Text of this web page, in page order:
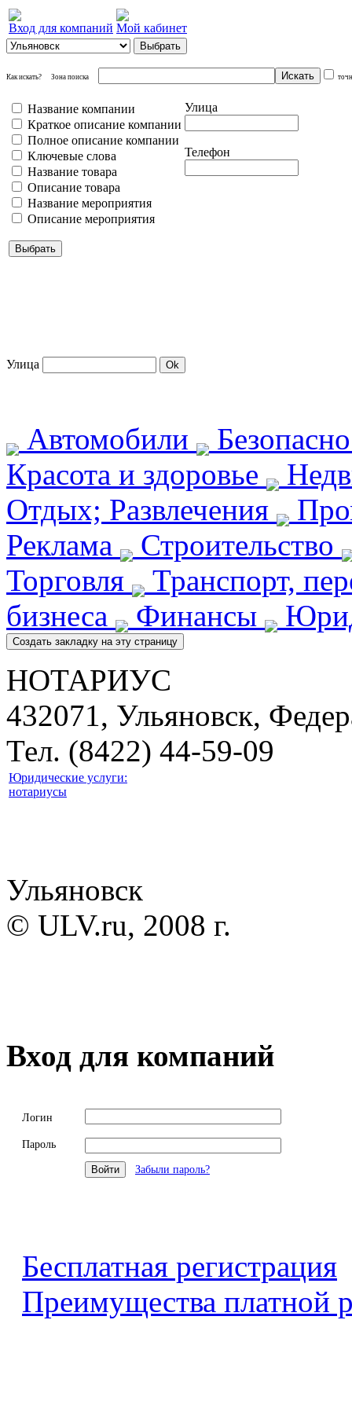
Вход для компаний Мой кабинет
Как искать? Зона поиска
Название компании
Краткое описание компании
Полное описание компании
Ключевые слова
Название товара
Описание товара
Название мероприятия
Описание мероприятия
Улица
Телефон
Улица
Автомобили
Красота и здоровье
Отдых; Развлечения
Реклама
Строительство
Торговля
Транспорт,
бизнеса
Финансы
НОТАРИУС
432071, Ульяновск,
Тел. (8422) 44-59-09
Юридические услуги:
нотариусы
Ульяновск
© ULV.ru, 2008 г.
Вход для компаний
Логин
Пароль
Забыли пароль?
Бесплатная регистрация
Преимущества платной